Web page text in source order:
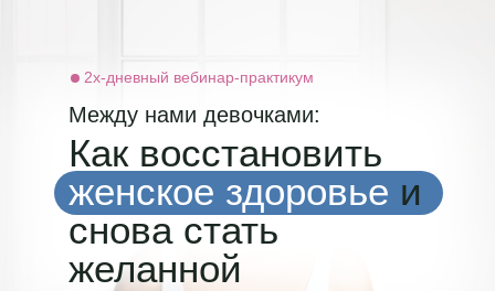
2х-дневный вебинар-практикум
Как восстановить
женское здоровье и
снова стать
желанной
Между нами девочками: